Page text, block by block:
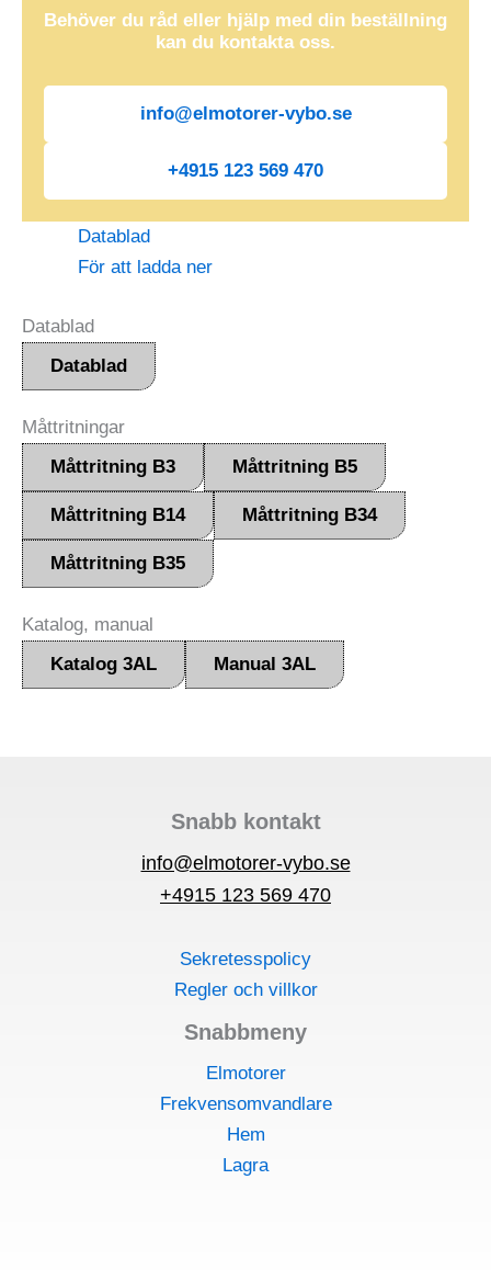
Behöver du råd eller hjälp med din beställning
kan du kontakta oss.
info@elmotorer-vybo.se
+4915 123 569 470
Datablad
För att ladda ner
Datablad
Datablad
Måttritningar
Måttritning B3
Måttritning B5
Måttritning B14 Måttritning B34
Måttritning B35
Katalog, manual
Katalog 3AL
Manual 3AL
Snabb kontakt
info@elmotorer-vybo.se
+4915 123 569 470
Sekretesspolicy
Regler och villkor
Snabbmeny
Elmotorer
Frekvensomvandlare
Hem
Lagra